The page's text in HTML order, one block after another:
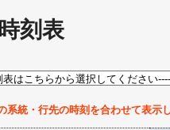
刻表
系統・行先の時刻を合わせて表示